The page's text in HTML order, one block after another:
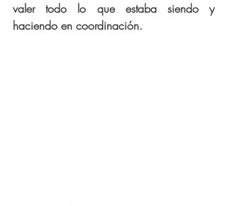
valer todo lo que estaba siendo y
haciendo en coordinación.